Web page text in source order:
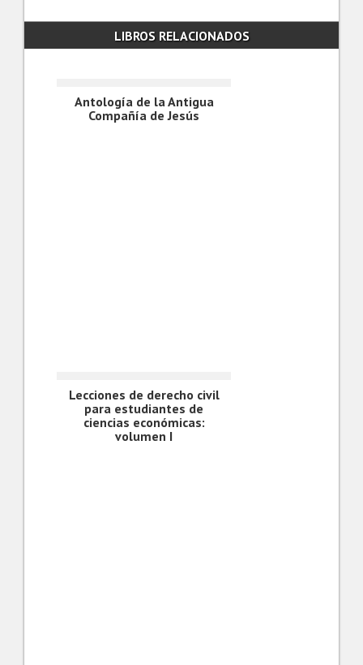
LIBROS RELACIONADOS
Antología de la Antigua
Compañía de Jesús
Lecciones de derecho civil
para estudiantes de
ciencias económicas:
volumen I